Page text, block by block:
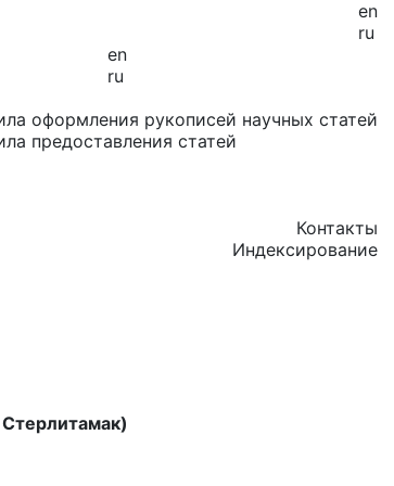
en
ru
en
ru
оформления рукописей научных статей
предоставления статей
Контакты
Индексирование